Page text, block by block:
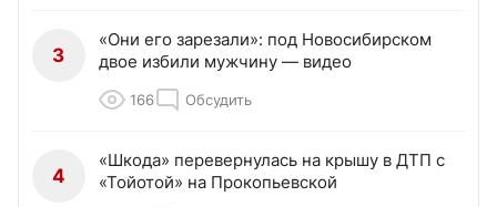
3
«Они его зарезали»: под Новосибирском
двое избили мужчину — видео
166 Обсудить
4
«Шкода» перевернулась на крышу в ДТП с
«Тойотой» на Прокопьевской